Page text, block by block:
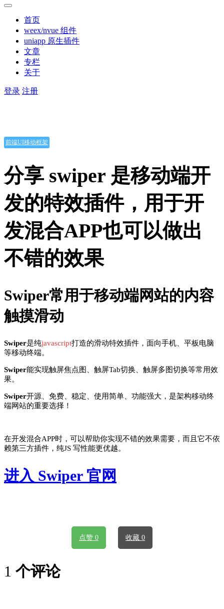
首页
weex/nvue 组件
uniapp 原生插件
文章
专栏
关于
登录 注册
前端UI移动框架
分享 swiper 是移动端开
发的特效插件，用于开
发混合APP也可以做出
不错的效果
Swiper常用于移动端网站的内容
触摸滑动
Swiper是纯javascript打造的滑动特效插件，面向手机、平板电脑
等移动终端。
Swiper能实现触屏焦点图、触屏Tab切换、触屏多图切换等常用效
果。
Swiper开源、免费、稳定、使用简单、功能强大，是架构移动终
端网站的重要选择！
在开发混合APP时，可以帮助你实现不错的效果需要，而且它不依
赖第三方插件，纯JS 写性能更优越。
进入 Swiper 官网
点赞 0 收藏 0
1 个评论